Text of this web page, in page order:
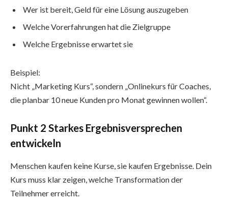
Wer ist bereit, Geld für eine Lösung auszugeben
Welche Vorerfahrungen hat die Zielgruppe
Welche Ergebnisse erwartet sie
Beispiel:
Nicht „Marketing Kurs“, sondern „Onlinekurs für Coaches,
die planbar 10 neue Kunden pro Monat gewinnen wollen“.
Punkt 2 Starkes Ergebnisversprechen
entwickeln
Menschen kaufen keine Kurse, sie kaufen Ergebnisse. Dein
Kurs muss klar zeigen, welche Transformation der
Teilnehmer erreicht.